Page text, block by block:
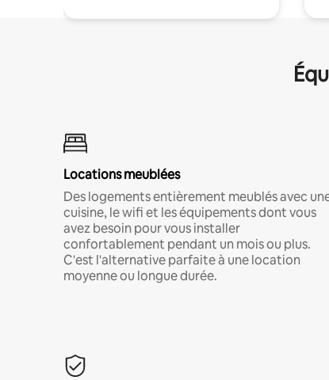
Locations meublées
Des logements entièrement meublés avec
cuisine, le wifi et les équipements dont vous
avez besoin pour vous installer
confortablement pendant un mois ou plus.
C'est l'alternative parfaite à une location
moyenne ou longue durée.